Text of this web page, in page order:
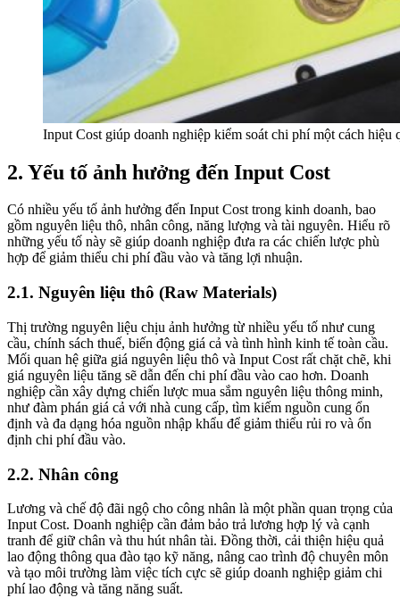
Input Cost giúp doanh nghiệp kiểm soát chi phí một cách hiệu
2. Yếu tố ảnh hưởng đến Input Cost
Có nhiều yếu tố ảnh hưởng đến Input Cost trong kinh doanh, bao
gồm nguyên liệu thô, nhân công, năng lượng và tài nguyên. Hiểu rõ
những yếu tố này sẽ giúp doanh nghiệp đưa ra các chiến lược phù
hợp để giảm thiểu chi phí đầu vào và tăng lợi nhuận.
2.1. Nguyên liệu thô (Raw Materials)
Thị trường nguyên liệu chịu ảnh hưởng từ nhiều yếu tố như cung
cầu, chính sách thuế, biến động giá cả và tình hình kinh tế toàn cầu.
Mối quan hệ giữa giá nguyên liệu thô và Input Cost rất chặt chẽ, khi
giá nguyên liệu tăng sẽ dẫn đến chi phí đầu vào cao hơn. Doanh
nghiệp cần xây dựng chiến lược mua sắm nguyên liệu thông minh,
như đàm phán giá cả với nhà cung cấp, tìm kiếm nguồn cung ổn
định và đa dạng hóa nguồn nhập khẩu để giảm thiểu rủi ro và ổn
định chi phí đầu vào.
2.2. Nhân công
Lương và chế độ đãi ngộ cho công nhân là một phần quan trọng của
Input Cost. Doanh nghiệp cần đảm bảo trả lương hợp lý và cạnh
tranh để giữ chân và thu hút nhân tài. Đồng thời, cải thiện hiệu quả
lao động thông qua đào tạo kỹ năng, nâng cao trình độ chuyên môn
và tạo môi trường làm việc tích cực sẽ giúp doanh nghiệp giảm chi
phí lao động và tăng năng suất.